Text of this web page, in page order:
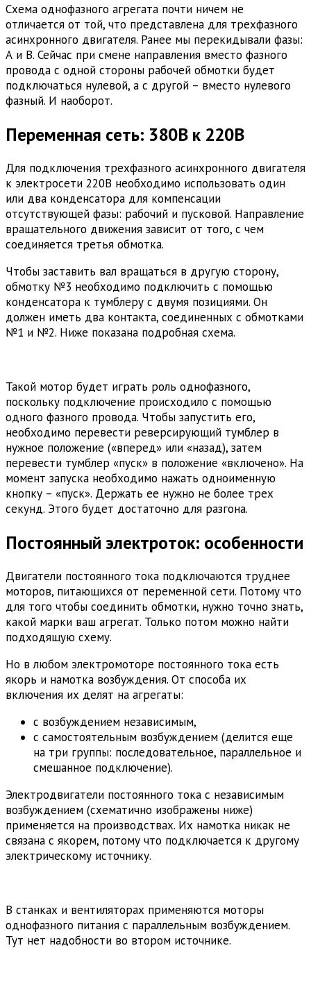
Схема однофазного агрегата почти ничем не
отличается от той, что представлена для трехфазного
асинхронного двигателя. Ранее мы перекидывали фазы:
А и В. Сейчас при смене направления вместо фазного
провода с одной стороны рабочей обмотки будет
подключаться нулевой, а с другой – вместо нулевого
фазный. И наоборот.
Переменная сеть: 380В к 220В
Для подключения трехфазного асинхронного двигателя
к электросети 220В необходимо использовать один
или два конденсатора для компенсации
отсутствующей фазы: рабочий и пусковой. Направление
вращательного движения зависит от того, с чем
соединяется третья обмотка.
Чтобы заставить вал вращаться в другую сторону,
обмотку №3 необходимо подключить с помощью
конденсатора к тумблеру с двумя позициями. Он
должен иметь два контакта, соединенных с обмотками
№1 и №2. Ниже показана подробная схема.
Такой мотор будет играть роль однофазного,
поскольку подключение происходило с помощью
одного фазного провода. Чтобы запустить его,
необходимо перевести реверсирующий тумблер в
нужное положение («вперед» или «назад), затем
перевести тумблер «пуск» в положение «включено». На
момент запуска необходимо нажать одноименную
кнопку – «пуск». Держать ее нужно не более трех
секунд. Этого будет достаточно для разгона.
Постоянный электроток: особенности
Двигатели постоянного тока подключаются труднее
моторов, питающихся от переменной сети. Потому что
для того чтобы соединить обмотки, нужно точно знать,
какой марки ваш агрегат. Только потом можно найти
подходящую схему.
Но в любом электромоторе постоянного тока есть
якорь и намотка возбуждения. От способа их
включения их делят на агрегаты:
с возбуждением независимым,
с самостоятельным возбуждением (делится еще
на три группы: последовательное, параллельное и
смешанное подключение).
Электродвигатели постоянного тока с независимым
возбуждением (схематично изображены ниже)
применяется на производствах. Их намотка никак не
связана с якорем, потому что подключается к другому
электрическому источнику.
В станках и вентиляторах применяются моторы
однофазного питания с параллельным возбуждением.
Тут нет надобности во втором источнике.